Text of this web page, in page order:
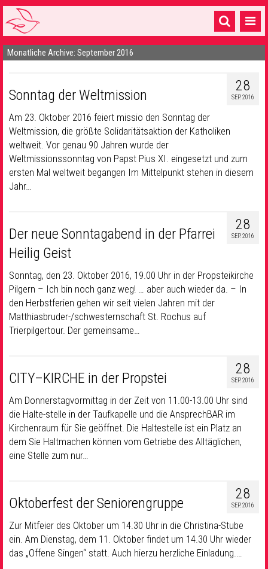
Startseite
16 Gemeinden & mehr
Gottesdienste & Sinnsuche
Sakramente & Feste
Gemeinschaft & Soziales
Monatliche Archive: September 2016
28
SEP. 2016
Sonntag der Weltmission
Am 23. Oktober 2016 feiert missio den Sonntag der
Weltmission, die größte Solidaritätsaktion der Katholiken
weltweit. Vor genau 90 Jahren wurde der
Weltmissionssonntag von Papst Pius XI. eingesetzt und zum
ersten Mal weltweit begangen Im Mittelpunkt stehen in diesem
Jahr…
28
SEP. 2016
Der neue Sonntagabend in der Pfarrei
Heilig Geist
Sonntag, den 23. Oktober 2016, 19.00 Uhr in der Propsteikirche
Pilgern – Ich bin noch ganz weg! … aber auch wieder da. – In
den Herbstferien gehen wir seit vielen Jahren mit der
Matthiasbruder-/schwesternschaft St. Rochus auf
Trierpilgertour. Der gemeinsame…
28
SEP. 2016
CITY–KIRCHE in der Propstei
Am Donnerstagvormittag in der Zeit von 11.00-13.00 Uhr sind
die Halte-stelle in der Taufkapelle und die AnsprechBAR im
Kirchenraum für Sie geöffnet. Die Haltestelle ist ein Platz an
dem Sie Haltmachen können vom Getriebe des Alltäglichen,
eine Stelle zum nur…
28
SEP. 2016
Oktoberfest der Seniorengruppe
Zur Mitfeier des Oktober um 14.30 Uhr in die Christina-Stube
ein. Am Dienstag, dem 11. Oktober findet um 14.30 Uhr wieder
das „Offene Singen“ statt. Auch hierzu herzliche Einladung.…